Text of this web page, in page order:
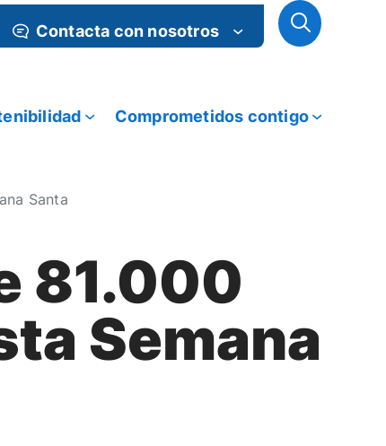
Contacta con nosotros
Comprometidos contigo
Santa
81.000
Semana